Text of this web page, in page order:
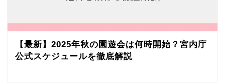
【最新】2025年秋の園遊会は何時開始？宮内庁
公式スケジュールを徹底解説